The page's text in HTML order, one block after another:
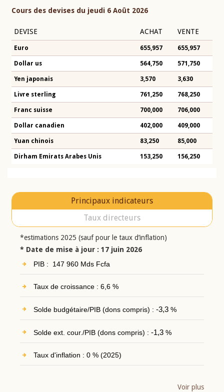
Cours des devises du jeudi 6 Août 2026
DEVISE ACHAT VENTE
Euro 655,957 655,957
Dollar us 564,750 571,750
Yen japonais 3,570 3,630
Livre sterling 761,250 768,250
Franc suisse 700,000 706,000
Dollar canadien 402,000 409,000
Yuan chinois 83,250 85,000
Dirham Emirats Arabes Unis 153,250 156,250
Principaux indicateurs
Taux directeurs
*estimations 2025 (sauf pour le taux d’inflation)
* Date de mise à jour : 17 juin 2026
PIB : 147 960 Mds Fcfa
Taux de croissance : 6,6 %
Solde budgétaire/PIB (dons compris) : -3,3%
Solde ext. cour./PIB (dons compris) : -1,3%
Taux d'inflation : 0 % (2025)
Voir plus